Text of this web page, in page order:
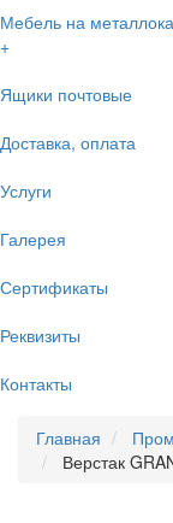
Мебель на
+
Ящики почтовые
Доставка, оплата
Услуги
Галерея
Сертификаты
Реквизиты
Контакты
Главная
Верстак